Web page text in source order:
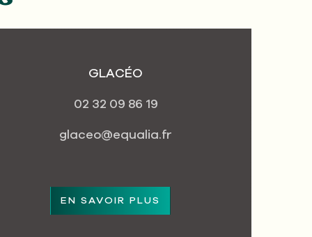
GLACÉO
02 32 09 86 19
glaceo@equalia.fr
EN SAVOIR PLUS